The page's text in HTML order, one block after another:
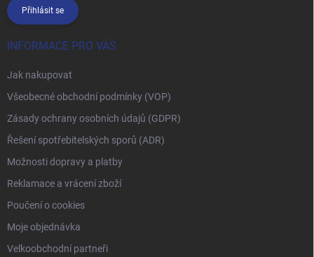
Přihlásit se
INFORMACE PRO VÁS
Jak nakupovat
Všeobecné obchodní podmínky (VOP)
Zásady ochrany osobních údajů (GDPR)
Řešení spotřebitelských sporů (ADR)
Možnosti dopravy a platby
Reklamace a vrácení zboží
Poučení o cookies
Moje objednávka
Velkoobchodní partneři